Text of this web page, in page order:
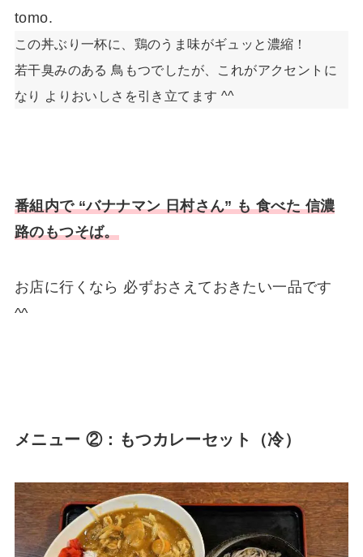
tomo.
この丼ぶり一杯に、鶏のうま味がギュッと濃縮！
若干臭みのある 鳥もつでしたが、これがアクセントに
なり よりおいしさを引き立てます ^^
番組内で “バナナマン 日村さん” も 食べた 信濃
路のもつそば。
お店に行くなら 必ずおさえておきたい一品です
^^
メニュー ②：もつカレーセット（冷）